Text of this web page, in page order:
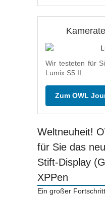
Wir testeten für
Lumix S5 II.
Zum OWL
Weltneuheit!
für Sie das
Stift-Display
XPPen
Ein großer